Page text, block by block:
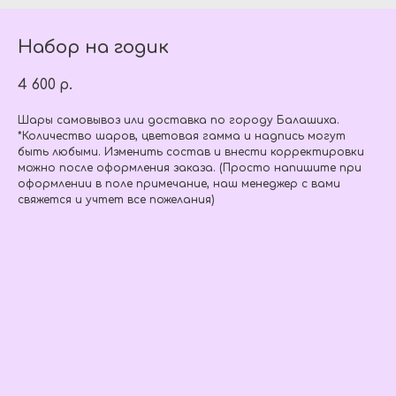
Набор на годик
4 600 р.
Шары самовывоз или доставка по городу Балашиха.
*Количество шаров, цветовая гамма и надпись могут
быть любыми. Изменить состав и внести корректировки
можно после оформления заказа. (Просто напишите при
оформлении в поле примечание, наш менеджер с вами
свяжется и учтет все пожелания)